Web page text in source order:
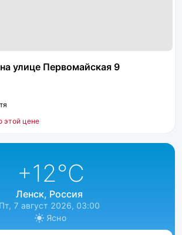
улице Первомайская 9
этой цене
+12°C
Ленск, Россия
Пт, 7 август 2026, 03:00
Ясно